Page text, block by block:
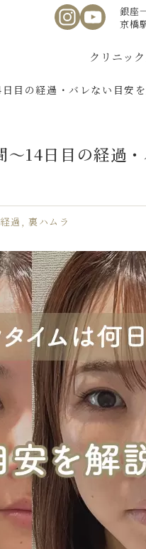
銀座
京橋
クリニッ
目の経過・バレない目安
14日目の経過
経過 裏ハムラ